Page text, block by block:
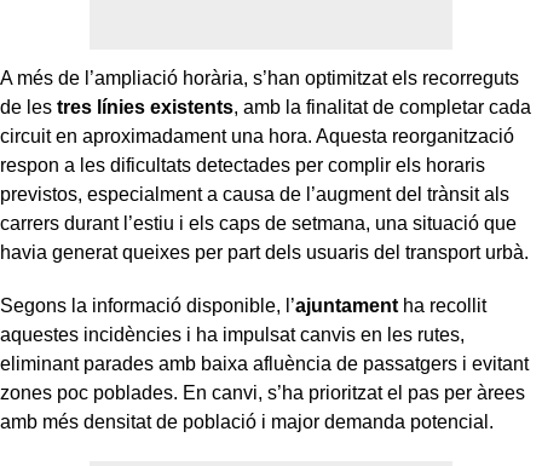
A més de l’ampliació horària, s’han optimitzat els recorreguts
de les tres línies existents, amb la finalitat de completar cada
circuit en aproximadament una hora. Aquesta reorganització
respon a les dificultats detectades per complir els horaris
previstos, especialment a causa de l’augment del trànsit als
carrers durant l’estiu i els caps de setmana, una situació que
havia generat queixes per part dels usuaris del transport urbà.
Segons la informació disponible, l’ajuntament ha recollit
aquestes incidències i ha impulsat canvis en les rutes,
eliminant parades amb baixa afluència de passatgers i evitant
zones poc poblades. En canvi, s’ha prioritzat el pas per àrees
amb més densitat de població i major demanda potencial.